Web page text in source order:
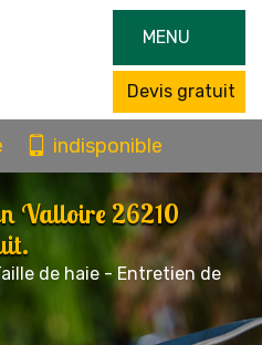
MENU
Devis gratuit
indisponible
Valloire 26210
de haie - Entretien de